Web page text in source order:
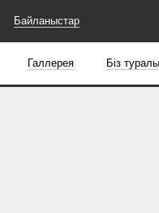
Галлерея Біз
Байланыстар